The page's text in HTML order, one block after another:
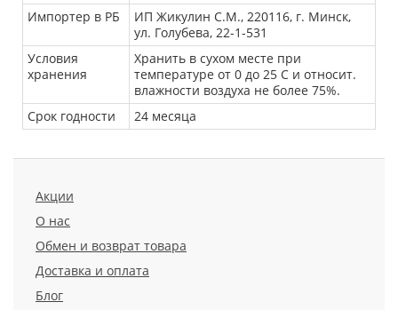
Импортер в РБ
ИП Жикулин С.М., 220116, г. Минск,
ул. Голубева, 22-1-531
Условия
хранения
Хранить в сухом месте при
температуре от 0 до 25 С и относит.
влажности воздуха не более 75%.
Срок годности
24 месяца
Акции
О нас
Обмен и возврат товара
Доставка и оплата
Блог